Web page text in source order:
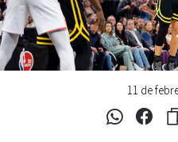
11 de